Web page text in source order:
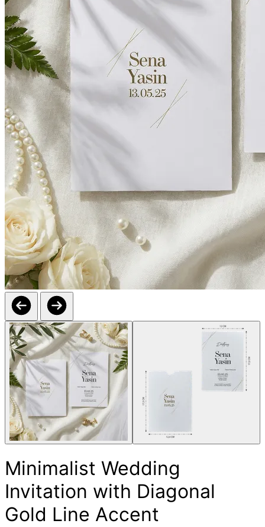
Minimalist Wedding
Invitation with Diagonal
Gold Line Accent